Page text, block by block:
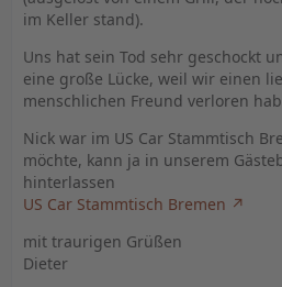
im Keller stand).
Uns hat sein Tod sehr geschockt
eine große Lücke, weil wir einen
menschlichen Freund verloren
Nick war im US Car Stammtisch
möchte, kann ja in unserem
hinterlassen
US Car Stammtisch Bremen
mit traurigen Grüßen
Dieter